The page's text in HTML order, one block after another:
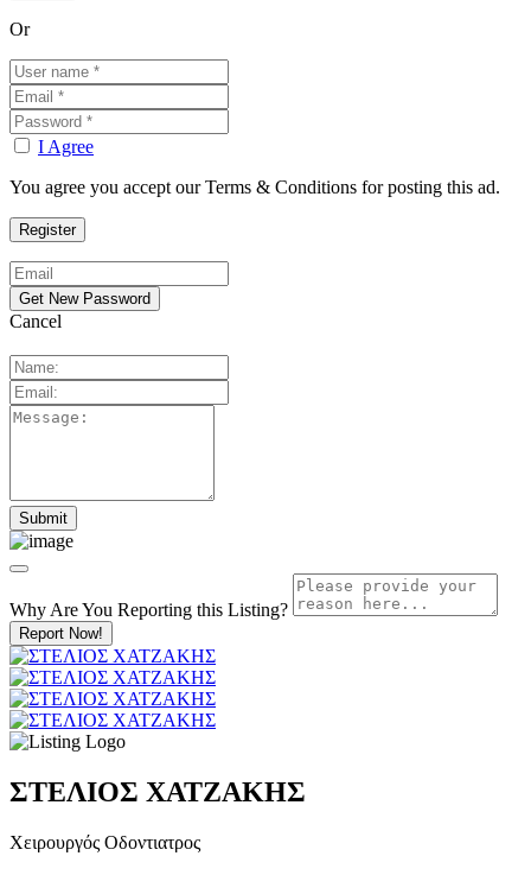
Or
I Agree
You agree you accept our Terms & Conditions for posting this ad.
Cancel
Why Are You Reporting this Listing?
Report Now!
ΣΤΕΛΙΟΣ ΧΑΤΖΑΚΗΣ
Χειρουργός Οδοντιατρος